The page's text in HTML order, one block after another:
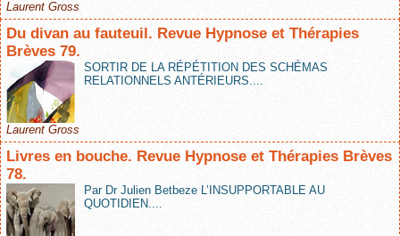
Laurent Gross
Du divan au fauteuil. Revue Hypnose et Thérapies
Brèves 79.
SORTIR DE LA RÉPÉTITION DES SCHÉMAS
RELATIONNELS ANTÉRIEURS....
Laurent Gross
Livres en bouche. Revue Hypnose et Thérapies Brèves
78.
Par Dr Julien Betbeze L’INSUPPORTABLE AU
QUOTIDIEN....